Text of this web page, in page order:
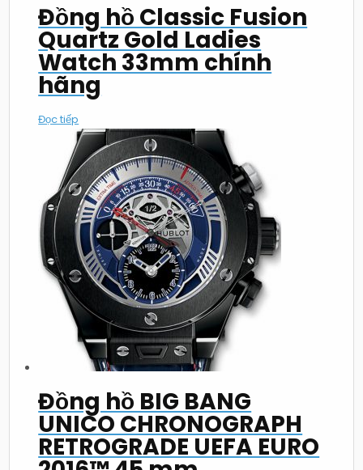
Đồng hồ Classic Fusion
Quartz Gold Ladies
Watch 33mm chính
hãng
Đọc tiếp
Đồng hồ BIG BANG
UNICO CHRONOGRAPH
RETROGRADE UEFA EURO